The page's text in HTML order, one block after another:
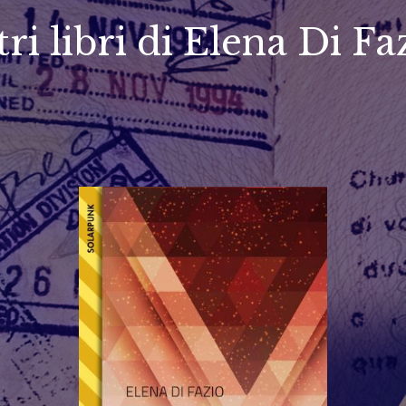
libri di Elena Di